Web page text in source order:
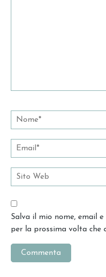
Salva il mio nome, email
per la prossima volta che